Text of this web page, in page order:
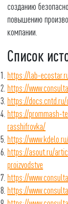
созданию
повышению
компании.
Список
https://lab-
https://
https://docs.cntd.ru/
https://prommash-
rasshifrovka/
https://
https://asout.ru/
proizvodstve
https://
https://